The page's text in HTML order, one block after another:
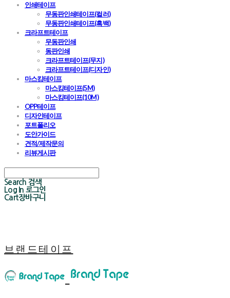
인쇄테이프
무동판인쇄테이프(컬러)
무동판인쇄테이프(흑백)
크라프트테이프
무동판인쇄
동판인쇄
크라프트테이프(무지)
크라프트테이프(디자인)
마스킹테이프
마스킹테이프(5M)
마스킹테이프(10M)
OPP테이프
디자인테이프
포트폴리오
도안가이드
견적/제작문의
리뷰게시판
Search 검색
Log In 로그인
Cart장바구니
브랜드테이프